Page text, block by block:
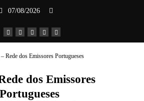
07/08/2026
dos Emissores
Portugueses